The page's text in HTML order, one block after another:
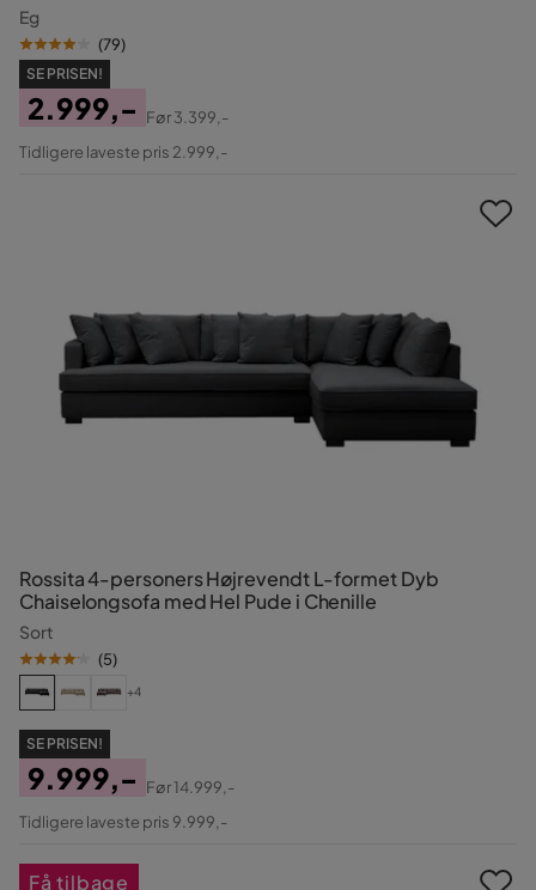
Eg
(79)
SE PRISEN!
Pris
2.999,-
Original
Før3.399,-
Tidligere laveste pris 2.999,-
Rossita 4-personers Højrevendt L-formet Dyb
Chaiselongsofa med Hel Pude i Chenille
Sort
(5)
+4
SE PRISEN!
Pris
9.999,-
Original
Før14.999,-
Tidligere laveste pris 9.999,-
Få tilbage